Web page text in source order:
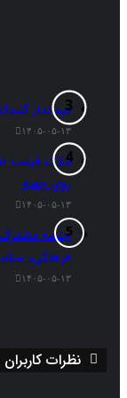
گلستان برای
اینترونشنیست
رییس
نیز دانشگاه
فرماندار
۱۴۰۵-۰۵-۱۳
ملاک قیمت
روی جعبه
۱۴۰۵-۰۵-۱۳
جلسه مشترک
فرهنگی،
۱۴۰۵-۰۵-۱۳
نظرات کاربران